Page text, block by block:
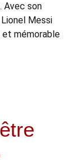
Avec son
Messi
mémorable